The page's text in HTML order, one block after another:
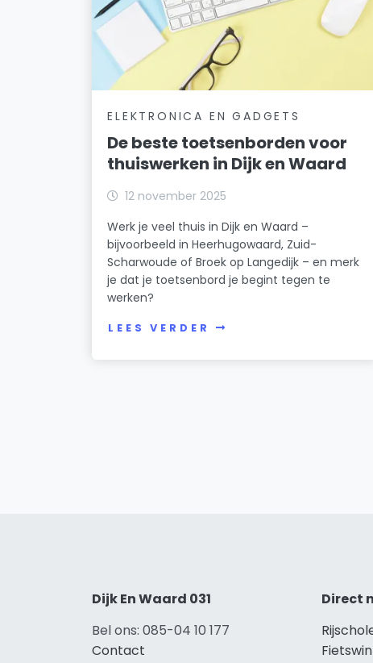
ELEKTRONICA EN GADGETS
De beste toetsenborden voor
thuiswerken in Dijk en Waard
12 november 2025
Werk je veel thuis in Dijk en Waard –
bijvoorbeeld in Heerhugowaard, Zuid-
Scharwoude of Broek op Langedijk – en merk
je dat je toetsenbord je begint tegen te
werken?
LEES VERDER
Dijk En Waard 031
Bel ons: 085-04 10 177
Contact
Direct